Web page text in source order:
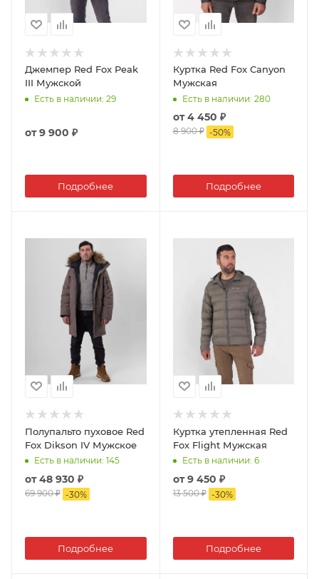
Джемпер Red Fox Peak
III Мужской
Есть в наличии: 29
от9 900 ₽
Подробнее
Куртка Red Fox Canyon
Мужская
Есть в наличии: 280
от4 450 ₽
8 900 ₽ -50%
Подробнее
Полупальто пуховое Red
Fox Dikson IV Мужское
Есть в наличии: 145
от48 930 ₽
69 900 ₽ -30%
Подробнее
Куртка утепленная Red
Fox Flight Мужская
Есть в наличии: 6
от9 450 ₽
13 500 ₽ -30%
Подробнее